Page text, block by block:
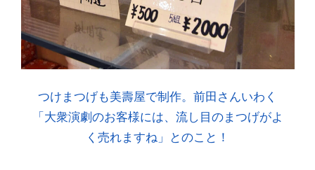
つけまつげも美壽屋で制作。前田さんいわく
「大衆演劇のお客様には、流し目のまつげがよ
く売れますね」とのこと！